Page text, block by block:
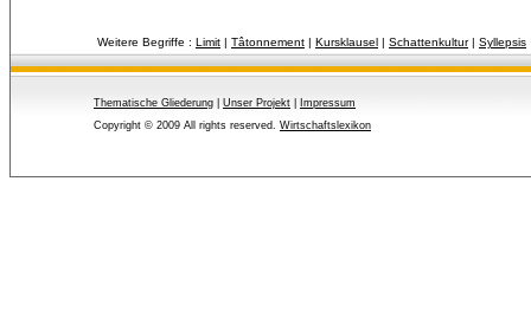
Weitere Begriffe : Limit | Tâtonnement | Kursklausel | Schattenkultur| Syllepsis
Thematische Gliederung Unser Projekt
Impressum
Copyright © 2009 All rights reserved. Wirtschaftslexikon